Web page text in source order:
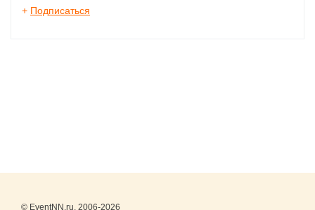
+ Подписаться
© EventNN.ru, 2006-2026